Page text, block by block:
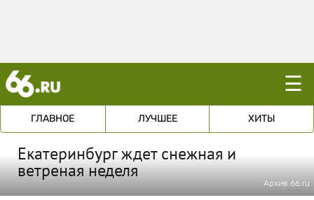
☰
ГЛАВНОЕ ЛУЧШЕЕ ХИТЫ
Екатеринбург ждет снежная и
ветреная неделя
Архив 66.ru